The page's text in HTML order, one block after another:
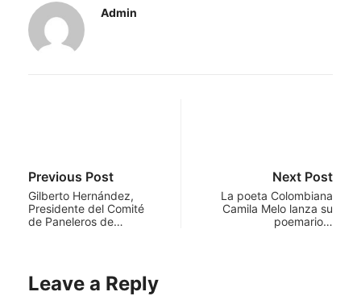
Admin
Previous Post
Gilberto Hernández,
Presidente del Comité
de Paneleros de…
Next Post
La poeta Colombiana
Camila Melo lanza su
poemario…
Leave a Reply